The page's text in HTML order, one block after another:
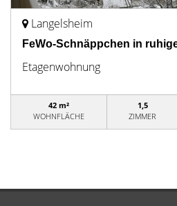
Langelsheim
FeWo-Schnäppchen in
Etagenwohnung
42 m²
WOHNFLÄCHE
1,5
ZIMMER